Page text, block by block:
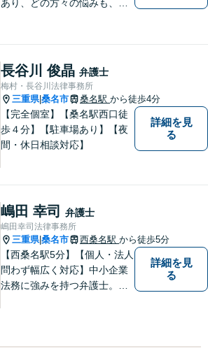
あり、どの方々の悩みも、そ
す。 また、言葉の壁や専門知
識の壁も越えて、解決が図ら
れる必要があります。
長谷川 俊晶 弁護士
梅村・長谷川法律事務所
三重県|桑名市 桑名駅 から徒歩4分
【完全個室】【桑名駅西口徒
歩４分】【駐車場あり】【夜
間・休日相談対応】
詳細を見
る
嶋田 幸司 弁護士
嶋田幸司法律事務所
三重県|桑名市 西桑名駅 から徒歩5分
【西桑名駅5分】【個人・法人
問わず幅広く対応】中小企業
法務に強みを持つ弁護士。個
します。お困りごとは、お気
詳細を見
る